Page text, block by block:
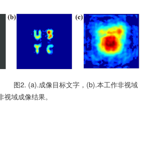
目标文字，(b).本工作非视域
域成像结果。